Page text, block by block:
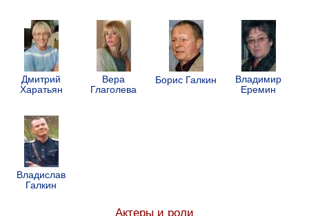
Дмитрий
Харатьян
Вера
Глаголева
Борис Галкин
Владимир
Еремин
Владислав
Галкин
Актеры и роли